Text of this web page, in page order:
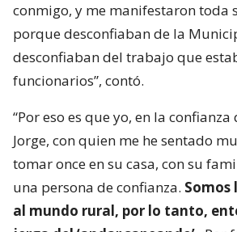
conmigo, y me manifestaron toda
porque desconfiaban de la
desconfiaban del trabajo que
funcionarios”, contó.
“Por eso es que yo, en la
Jorge, con quien me he sentado
tomar once en su casa, con su
una persona de confianza. Somos
al mundo rural, por lo tanto,